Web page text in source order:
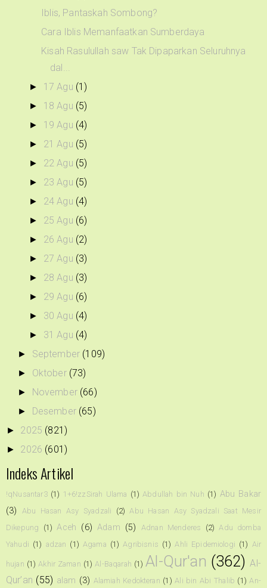
Iblis, Pantaskah Sombong?
Cara Iblis Memanfaatkan Sumberdaya
Kisah Rasulullah saw Tak Dipaparkan Seluruhnya
dal...
► 17 Agu (1)
► 18 Agu (5)
► 19 Agu (4)
► 21 Agu (5)
► 22 Agu (5)
► 23 Agu (5)
► 24 Agu (4)
► 25 Agu (6)
► 26 Agu (2)
► 27 Agu (3)
► 28 Agu (3)
► 29 Agu (6)
► 30 Agu (4)
► 31 Agu (4)
► September (109)
► Oktober (73)
► November (66)
► Desember (65)
► 2025 (821)
► 2026 (601)
Indeks Artikel
!qNusantar3 (1) 1+6!zzSirah Ulama (1) Abdullah bin Nuh (1) Abu Bakar
(3)
Abu Hasan Asy Syadzali (2) Abu Hasan Asy Syadzali Saat Mesir
Dikepung
(1) Aceh (6) Adam (5) Adnan Menderes (2) Adu domba
Yahudi (1) adzan (1) Agama (1) Agribisnis (1) Ahli Epidemiologi (1) Air
hujan (1) Akhir Zaman (1) Al-Baqarah (1) Al-Qur'an (362) Al-
Qur’an (55) alam (3) Alamiah Kedokteran (1) Ali bin Abi Thalib (1) An-